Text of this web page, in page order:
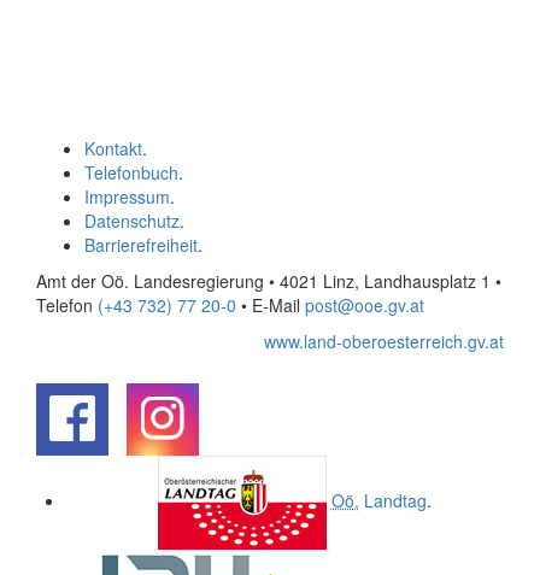
Kontakt.
Telefonbuch.
Impressum.
Datenschutz.
Barrierefreiheit.
Amt der Oö. Landesregierung • 4021 Linz, Landhausplatz 1 •
Telefon (+43 732) 77 20-0 • E-Mail post@ooe.gv.at
www.land-oberoesterreich.gv.at
Oö. Landtag.